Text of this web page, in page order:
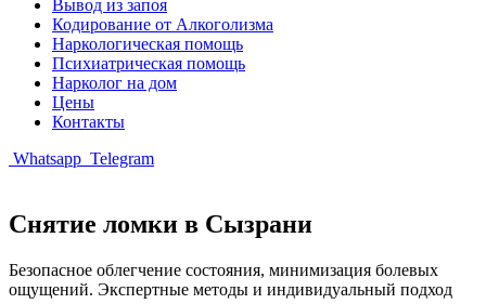
Вывод из запоя
Кодирование от Алкоголизма
Наркологическая помощь
Психиатрическая помощь
Нарколог на дом
Цены
Контакты
Whatsapp Telegram
Снятие ломки в Сызрани
Безопасное облегчение состояния, минимизация болевых
ощущений. Экспертные методы и индивидуальный подход